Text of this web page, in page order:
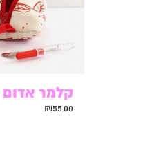
קלמר אדום
₪55.00